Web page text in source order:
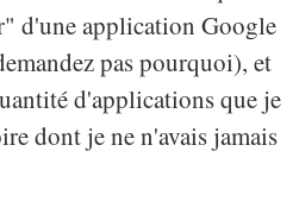
d'une application Google
pas pourquoi), et
d'applications que je
dont je ne n'avais jamais